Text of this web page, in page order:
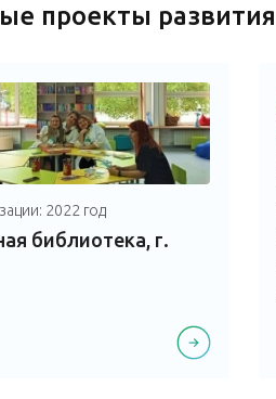
проекты развития
2022 год
библиотека, г.